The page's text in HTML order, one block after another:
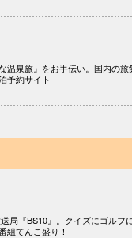
温泉旅』をお手伝い。国内の旅
予約サイト
局『BS10』。クイズにゴルフ
組てんこ盛り！